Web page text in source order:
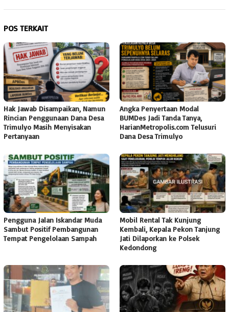
POS TERKAIT
Hak Jawab Disampaikan, Namun
Rincian Penggunaan Dana Desa
Trimulyo Masih Menyisakan
Pertanyaan
Angka Penyertaan Modal
BUMDes Jadi Tanda Tanya,
HarianMetropolis.com Telusuri
Dana Desa Trimulyo
Pengguna Jalan Iskandar Muda
Sambut Positif Pembangunan
Tempat Pengelolaan Sampah
Mobil Rental Tak Kunjung
Kembali, Kepala Pekon Tanjung
Jati Dilaporkan ke Polsek
Kedondong